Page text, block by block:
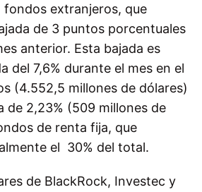
fondos extranjeros, que
de 3 puntos porcentuales
anterior. Esta bajada es
del 7,6% durante el mes en el
(4.552,5 millones de dólares)
de 2,23% (509 millones de
de renta fija, que
el 30% del total.
de BlackRock, Investec y